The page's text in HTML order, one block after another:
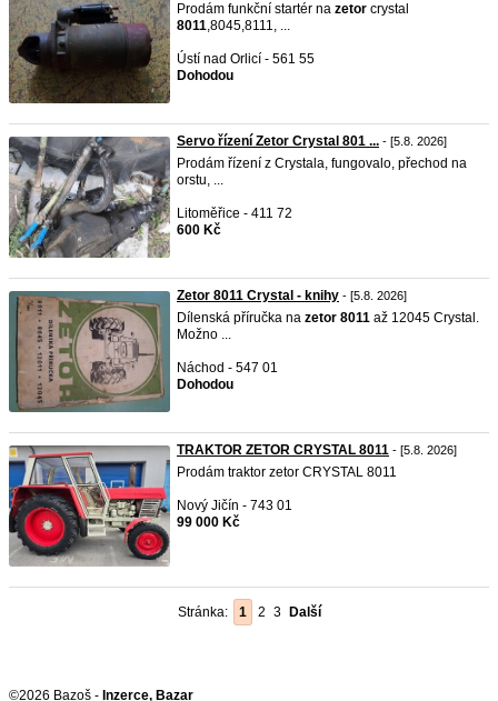
Prodám funkční startér na zetor crystal
8011,8045,8111, ...
Ústí nad Orlicí - 561 55
Dohodou
Servo řízení Zetor Crystal 801 ... - [5.8. 2026]
Prodám řízení z Crystala, fungovalo, přechod na
orstu, ...
Litoměřice - 411 72
600 Kč
Zetor 8011 Crystal - knihy - [5.8. 2026]
Dílenská příručka na zetor 8011 až 12045 Crystal.
Možno ...
Náchod - 547 01
Dohodou
TRAKTOR ZETOR CRYSTAL 8011 - [5.8. 2026]
Prodám traktor zetor CRYSTAL 8011
Nový Jičín - 743 01
99 000 Kč
Stránka: 1 2 3 Další
©2026 Bazoš - Inzerce, Bazar